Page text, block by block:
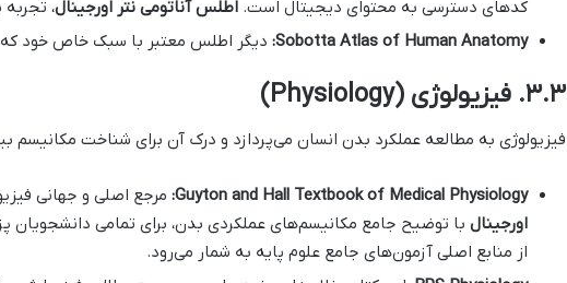
کدهای دسترسی به محتوای دیجیتال است.اطلس آناتومی نتر اورجینال،
Sobotta Atlas of Human Anatomy: دیگر اطلس معتبر با سبک خاص خود
۳.۳. فیزیولوژی (Physiology)
فیزیولوژی به مطالعه عملکرد بدن انسان می‌پردازد و درک آن برای شناخت مکانیسم
Guyton and Hall Textbook of Medical Physiology: مرجع اصلی و جهانی
اورجینال با توضیح جامع مکانیسم‌های عملکردی بدن، برای تمامی
از منابع اصلی آزمون‌های جامع علوم پایه به شمار می‌رود.